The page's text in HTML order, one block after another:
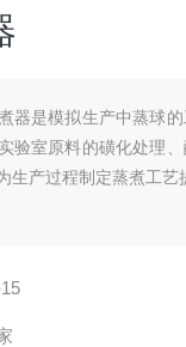
器是模拟生产中蒸球
验室原料的磺化处理
生产过程制定蒸煮工艺